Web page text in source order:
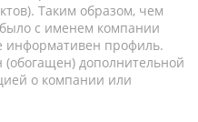
Таким образом, чем
с именем компании
информативен профиль.
дополнительной
о компании или